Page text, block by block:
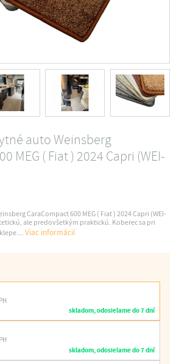
auto Weinsberg
MEG ( Fiat ) 2024 Capri (WEI-
CaraCompact 600 MEG ( Fiat ) 2024 Capri (WEI-
ale predovšetkým praktickú. Koberec sa pri
Viac informácií
skladom, odosielame do 7 dní
skladom, odosielame do 7 dní